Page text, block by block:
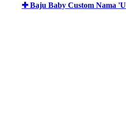
✚ Baju Baby Custom Nama